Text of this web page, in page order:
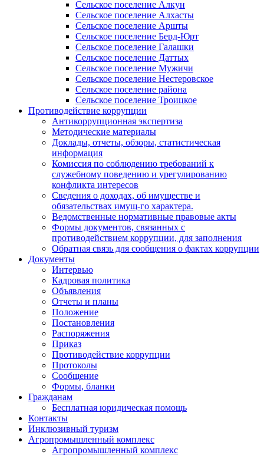
Сельское поселение Алкун
Сельское поселение Алхасты
Сельское поселение Аршты
Сельское поселение Берд-Юрт
Сельское поселение Галашки
Сельское поселение Даттых
Сельское поселение Мужичи
Сельское поселение Нестеровское
Сельское поселение района
Сельское поселение Троицкое
Противодействие коррупции
Антикоррупционная экспертиза
Методические материалы
Доклады, отчеты, обзоры, статистическая
информация
Комиссия по соблюдению требований к
служебному поведению и урегулированию
конфликта интересов
Сведения о доходах, об имуществе и
обязательствах имущ-го характера.
Ведомственные нормативные правовые акты
Формы документов, связанных с
противодействием коррупции, для заполнения
Обратная связь для сообщения о фактах коррупции
Документы
Интервью
Кадровая политика
Объявления
Отчеты и планы
Положение
Постановления
Распоряжения
Приказ
Противодействие коррупции
Протоколы
Сообщение
Формы, бланки
Гражданам
Бесплатная юридическая помощь
Контакты
Инклюзивный туризм
Агропромышленный комплекс
Агропромышленный комплекс